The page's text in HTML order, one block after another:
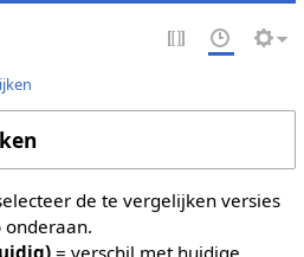
de te vergelijken versies
onderaan.
= verschil met huidige